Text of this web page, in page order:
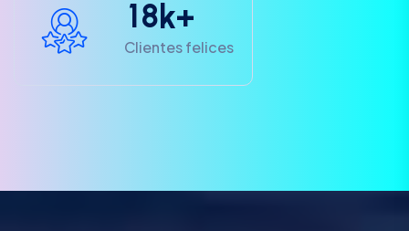
18k+
Clientes felices